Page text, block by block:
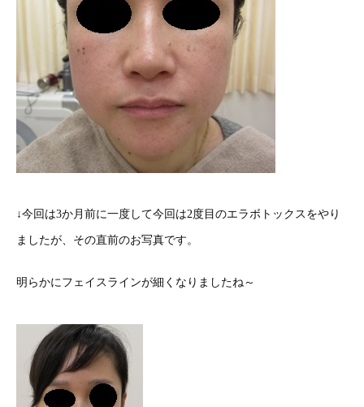
↓今回は3か月前に一度して今回は2度目のエラボトックスをやり
ましたが、その直前のお写真です。
明らかにフェイスラインが細くなりましたね～